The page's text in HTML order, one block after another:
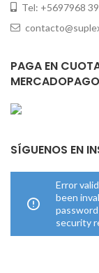
Tel: +5697968
PAGA EN
MERCADOPAGO
SÍGUENOS EN
Error
been
security